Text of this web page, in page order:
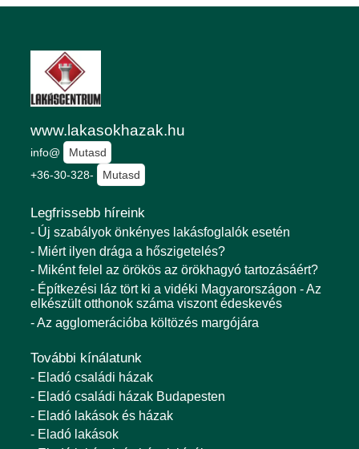
www.lakasokhazak.hu
info@
Mutasd
+36-30-328-
Mutasd
Legfrissebb híreink
- Új szabályok önkényes lakásfoglalók esetén
- Miért ilyen drága a hőszigetelés?
- Miként felel az örökös az örökhagyó tartozásáért?
- Építkezési láz tört ki a vidéki Magyarországon - Az
elkészült otthonok száma viszont édeskevés
- Az agglomerációba költözés margójára
További kínálatunk
- Eladó családi házak
- Eladó családi házak Budapesten
- Eladó lakások és házak
- Eladó lakások